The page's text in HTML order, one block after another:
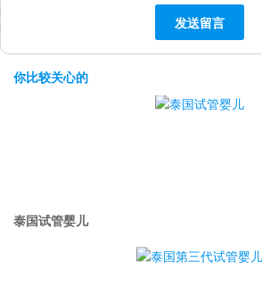
你比较关心的
泰国试管婴儿